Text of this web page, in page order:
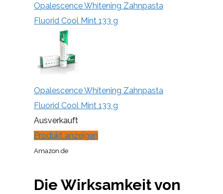
Opalescence Whitening Zahnpasta
Fluorid Cool Mint 133 g
Opalescence Whitening Zahnpasta
Fluorid Cool Mint 133 g
Ausverkauft
Produkt anzeigen
Amazon.de
Die Wirksamkeit von